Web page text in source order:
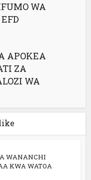
WA
APOKEA
ZA
WA
WANANCHI
KWA WATOA